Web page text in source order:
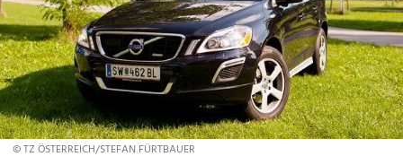
© TZ ÖSTERREICH/STEFAN FÜRTBAUER